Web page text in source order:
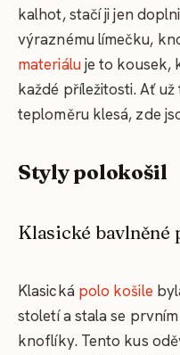
kalhot, stačí ji jen
výraznému límečku,
materiáluje to kousek,
každé příležitosti. Ať
teploměru klesá, zde
Styly polokošil
Klasické bavlněné
Klasická polo košile
století a stala se
knoflíky. Tento kus